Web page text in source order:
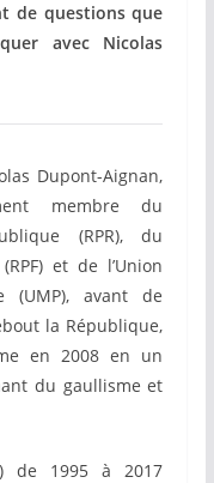
de questions que
avec Nicolas
Dupont-Aignan,
membre du
(RPR), du
et de l’Union
(UMP), avant de
la République,
en 2008 en un
du gaullisme et
de 1995 à 2017